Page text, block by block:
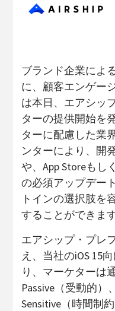
ブランド企業によ
に、顧客エンゲー
は本日、エアシッ
ターの提供開始を
ターに配慮した業
ンターにより、開
や、App Storeもし
の必須アップデー
トインの選択肢を
することができます
エアシップ・プレ
え、当社のiOS 15
り、マーケターは
Passive（受動的）
Sensitive（時間制